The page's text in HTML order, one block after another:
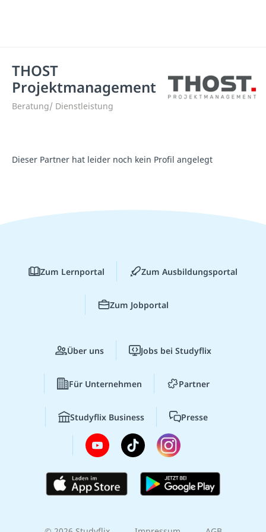
THOST
Projektmanagement
Beratung/ Dienstleistung
Dieser Partner hat leider noch kein Profil angelegt
Zum Lernportal Zum Ausbildungsportal
Zum Jobportal
Über uns Jobs bei Studyflix
Für Unternehmen Partner
Studyflix Business Presse